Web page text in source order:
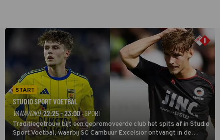
START
STUDIO SPORT VOETBAL
VANAVOND 22:25 - 23:00· SPORT
Traditiegetrouw bijt een gepromoveerde club het spits af in Studio
Sport Voetbal, waarbij SC Cambuur Excelsior ontvangt in de